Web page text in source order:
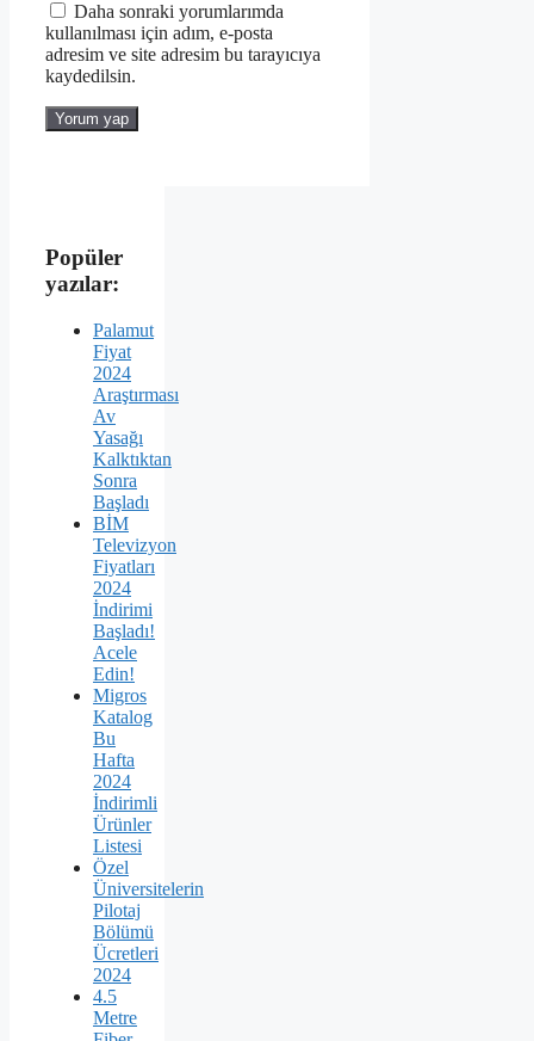
Daha sonraki yorumlarımda
kullanılması için adım, e-posta
adresim ve site adresim bu tarayıcıya
kaydedilsin.
Popüler
yazılar:
Palamut
Fiyat
2024
Araştırması
Av
Yasağı
Kalktıktan
Sonra
Başladı
BİM
Televizyon
Fiyatları
2024
İndirimi
Başladı!
Acele
Edin!
Migros
Katalog
Bu
Hafta
2024
İndirimli
Ürünler
Listesi
Özel
Üniversitelerin
Pilotaj
Bölümü
Ücretleri
2024
4.5
Metre